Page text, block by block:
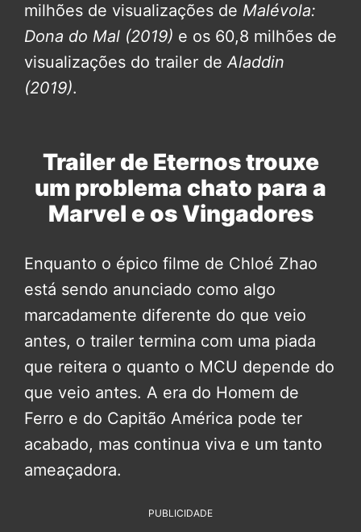
milhões de visualizações de Malévola:
Dona do Mal (2019) e os 60,8 milhões de
visualizações do trailer deAladdin
(2019).
Trailer de Eternos trouxe
um problema chato para a
Marvel e os Vingadores
Enquanto o épico filme de Chloé Zhao
está sendo anunciado como algo
marcadamente diferente do que veio
antes, o trailer termina com uma piada
que reitera o quanto o MCU depende do
que veio antes. A era do Homem de
Ferro e do Capitão América pode ter
acabado, mas continua viva e um tanto
ameaçadora.
PUBLICIDADE